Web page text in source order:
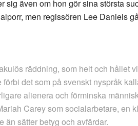
sig även om hon gör sina största
men regissören Lee Daniels
räddning, som helt och hållet
det som på svenskt nyspråk
alienera och förminska
Carey som socialarbetare, en
än sätter betyg och avfärdar.